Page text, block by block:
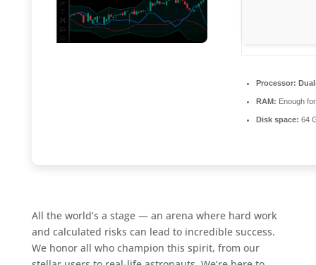
Processor:
RAM: Enough
Disk space: 64
All the world’s a stage — an arena where hard work
and calculated risks can lead to incredible success.
We honor all who champion this spirit, from our